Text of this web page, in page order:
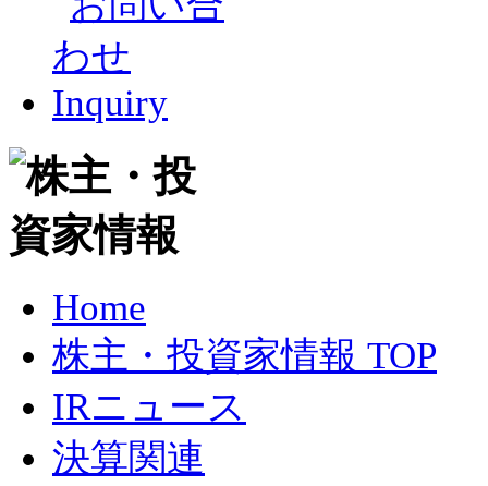
Home
株主・投資家情報 TOP
IRニュース
決算関連